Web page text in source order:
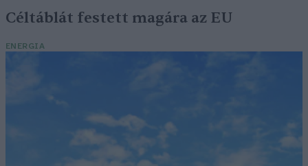
Céltáblát festett magára az EU
ENERGIA